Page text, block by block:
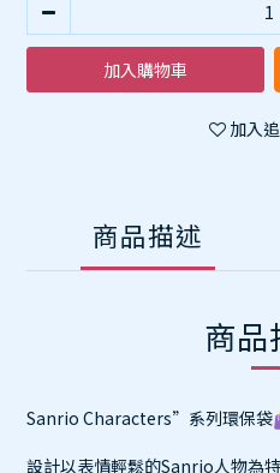
加入購物車
加入
商品描述
商品
Sanrio Characters”系列環保袋
設計以表情輕鬆的Sanrio人物為